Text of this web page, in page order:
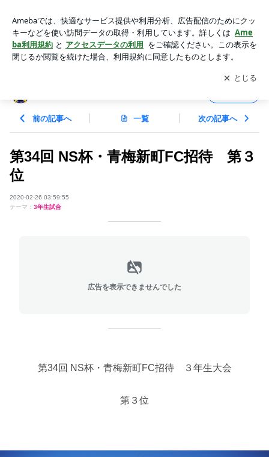
べては未来のために
アプリをダウンロードして ブログの更新通知
を受け取りまし
ょう。
開く
前の記事へ 一覧 次の記事へ
第34回 NS杯・青梅新町FC招待 第３
位
2020-02-26 03:59:55
テーマ： 3年生試合
広告を表示できませんでした
第34回 NS杯・青梅新町FC招待 ３年生大会
第３位